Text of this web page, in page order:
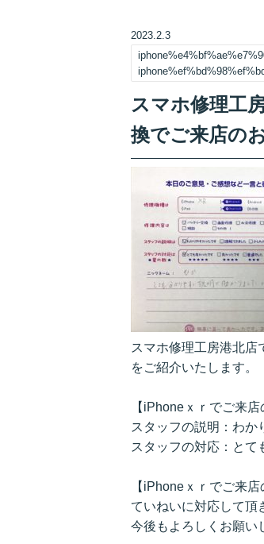
2023.2.3
スマホ修理工
換でご来店の
スマホ修理工房港北店
をご紹介いたします。
【iPhoneｘｒでご来
スタッフの説明：わか
スタッフの対応：とて
【iPhoneｘｒでご来
ていねいに対応して頂
今後もよろしくお願い